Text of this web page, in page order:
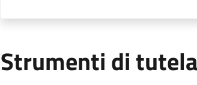
Strumenti di tutela